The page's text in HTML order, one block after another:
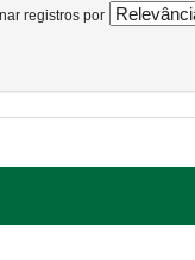
registros por